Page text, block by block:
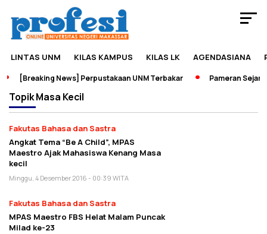
LINTAS UNM KILAS KAMPUS KILAS LK AGENDASIANA
[Breaking News] Perpustakaan UNM Terbakar Pameran
TopikMasa Kecil
Fakutas Bahasa dan Sastra
Angkat Tema “Be A Child”, MPAS
Maestro Ajak Mahasiswa Kenang Masa
kecil
Minggu, 4 Desember 2016 - 00:39 WITA
Fakutas Bahasa dan Sastra
MPAS Maestro FBS Helat Malam Puncak
Milad ke-23